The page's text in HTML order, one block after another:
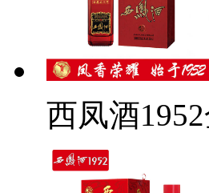
西凤酒